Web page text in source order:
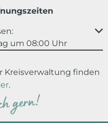
oder Schließzeiten
um 08:00 Uhr
Kreisverwaltung finden
.